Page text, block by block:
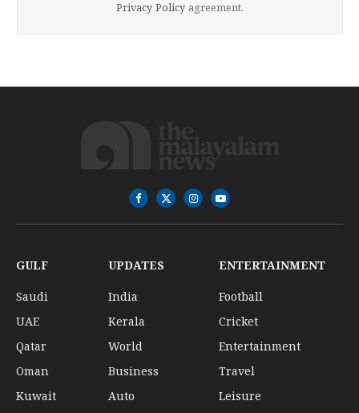
Privacy Policy agreement.
Facebook
X
(Twitter)
InstagramYouTube
GULF
Saudi
UAE
Qatar
Oman
Kuwait
UPDATES
India
Kerala
World
Business
Auto
ENTERTAINMENT
Football
Cricket
Entertainment
Travel
Leisure